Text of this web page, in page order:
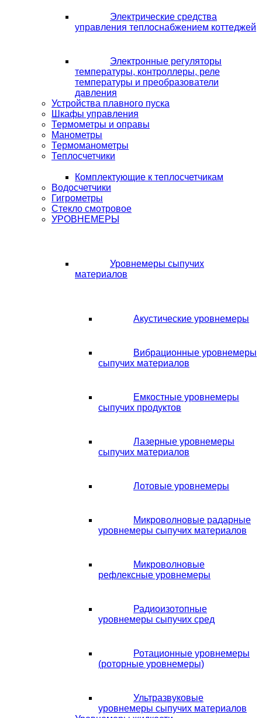
Электрические средства
управления теплоснабжением коттеджей
Электронные регуляторы
температуры, контроллеры, реле
температуры и преобразователи
давления
Устройства плавного пуска
Шкафы управления
Термометры и оправы
Манометры
Термоманометры
Теплосчетчики
Комплектующие к теплосчетчикам
Водосчетчики
Гигрометры
Стекло смотровое
УРОВНЕМЕРЫ
Уровнемеры сыпучих
материалов
Акустические уровнемеры
Вибрационные уровнемеры
сыпучих материалов
Емкостные уровнемеры
сыпучих продуктов
Лазерные уровнемеры
сыпучих материалов
Лотовые уровнемеры
Микроволновые радарные
уровнемеры сыпучих материалов
Микроволновые
рефлексные уровнемеры
Радиоизотопные
уровнемеры сыпучих сред
Ротационные уровнемеры
(роторные уровнемеры)
Ультразвуковые
уровнемеры сыпучих материалов